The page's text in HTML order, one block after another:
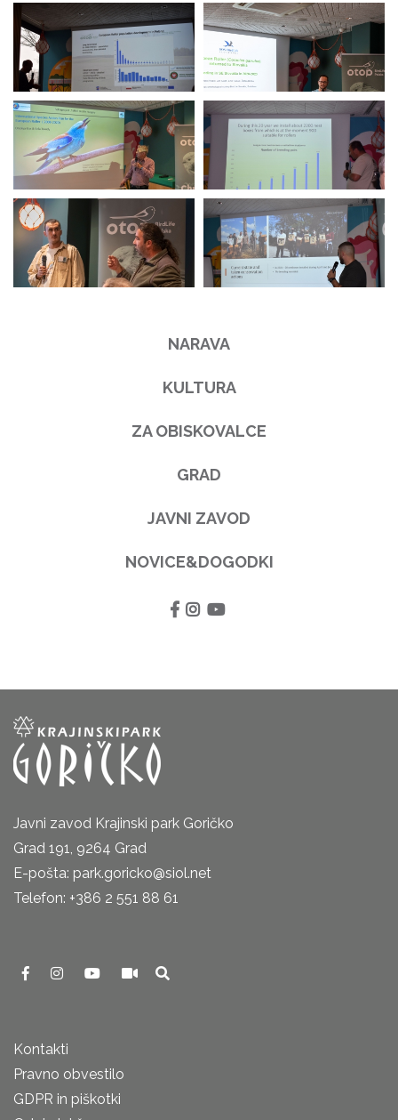
NARAVA
KULTURA
ZA OBISKOVALCE
GRAD
JAVNI ZAVOD
NOVICE&DOGODKI
Javni zavod Krajinski park Goričko
Grad 191, 9264 Grad
E-pošta: park.goricko@siol.net
Telefon: +386 2 551 88 61
Kontakti
Pravno obvestilo
GDPR in piškotki